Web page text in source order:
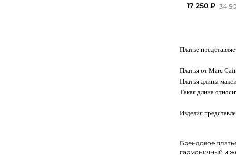
17 250 ₽ 34
Платье
Платья от Marc
Платья длины
Такая длина
Изделия
Брендовое
гармоничный и